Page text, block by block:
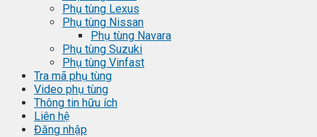
Phụ tùng Lexus
Phụ tùng Nissan
Phụ tùng Navara
Phụ tùng Suzuki
Phụ tùng Vinfast
Tra mã phụ tùng
Video phụ tùng
Thông tin hữu ích
Liên hệ
Đăng nhập